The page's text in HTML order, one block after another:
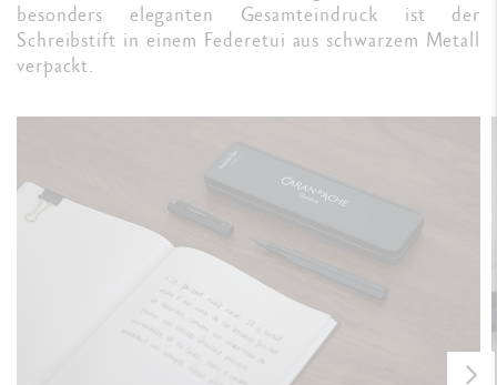
besonders eleganten Gesamteindruck ist der
Schreibstift in einem Federetui aus schwarzem Metall
verpackt.